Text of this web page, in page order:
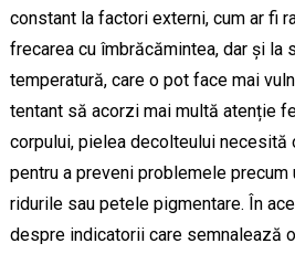
constant la factori externi, cum ar fi
frecarea cu îmbrăcămintea, dar și la
temperatură, care o pot face mai
tentant să acorzi mai multă atenție
corpului, pielea decolteului necesită
pentru a preveni problemele
ridurile sau petele pigmentare. În
despre indicatorii care semnalează